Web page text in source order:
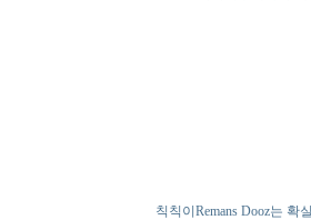
칙칙이Remans Dooz는